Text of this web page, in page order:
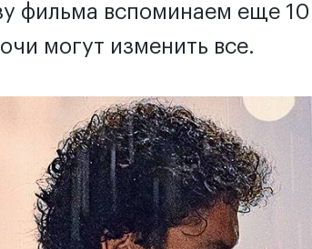
фильма вспоминаем еще
могут изменить все.